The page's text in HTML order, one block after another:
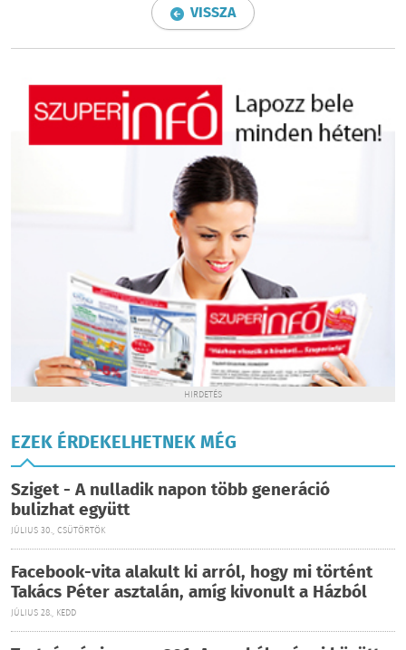
VISSZA
HIRDETÉS
EZEK ÉRDEKELHETNEK MÉG
Sziget - A nulladik napon több generáció
bulizhat együtt
JÚLIUS 30., CSÜTÖRTÖK
Facebook-vita alakult ki arról, hogy mi történt
Takács Péter asztalán, amíg kivonult a Házból
JÚLIUS 28., KEDD